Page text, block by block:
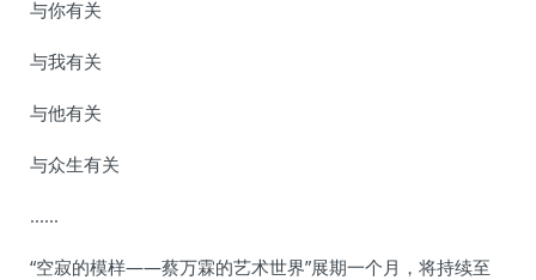
与你有关
与我有关
与他有关
与众生有关
......
“空寂的模样——蔡万霖的艺术世界”展期一个月，将持续至